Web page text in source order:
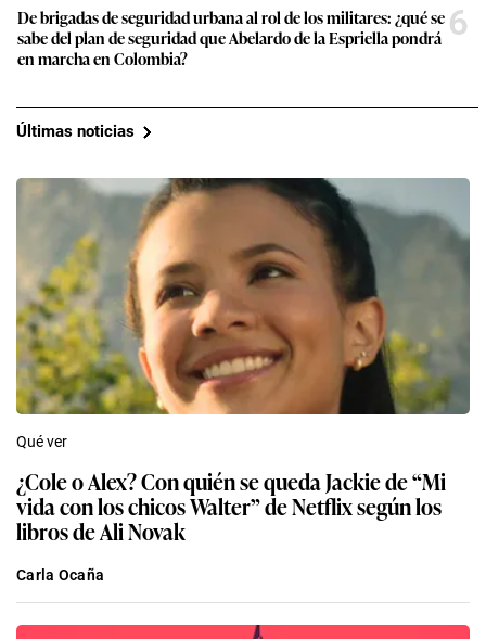
De brigadas de seguridad urbana al rol de los militares: ¿qué se
sabe del plan de seguridad que Abelardo de la Espriella pondrá
en marcha en Colombia?
6
Últimas noticias
Qué ver
¿Cole o Alex? Con quién se queda Jackie de “Mi
vida con los chicos Walter” de Netflix según los
libros de Ali Novak
Carla Ocaña